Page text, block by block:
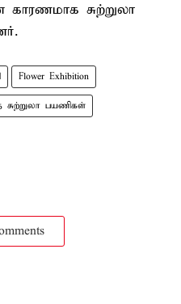
சுற்றுலா
Flower Exhibition
சுற்றுலா பயணிகள்